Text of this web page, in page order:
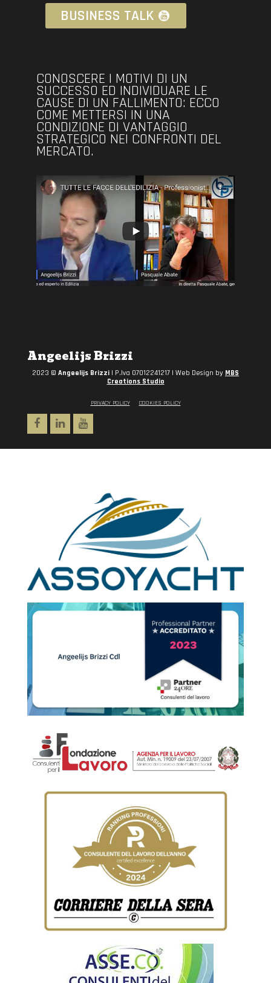
BUSINESS TALK
CONOSCERE I MOTIVI DI UN
SUCCESSO ED INDIVIDUARE LE
CAUSE DI UN FALLIMENTO: ECCO
COME METTERSI IN UNA
CONDIZIONE DI VANTAGGIO
STRATEGICO NEI CONFRONTI DEL
MERCATO.
Angeelijs Brizzi
2023 © Angeelijs Brizzi | P.Iva 07012241217 | Web Design by MBS
Creations Studio
PRIVACY POLICY COOKIES POLICY
Facebook
Linkedin